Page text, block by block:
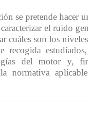
se pretende hacer
el ruido
cuáles son los
recogida
del motor y,
normativa